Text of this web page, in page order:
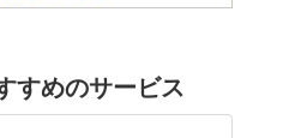
すめのサービス